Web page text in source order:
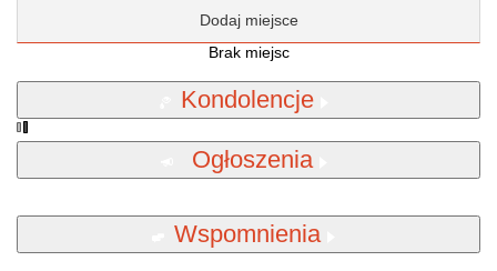
Dodaj miejsce
Brak miejsc
Kondolencje
Ogłoszenia
Wspomnienia